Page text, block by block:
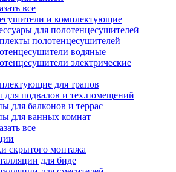
все
и комплектующие
для полотенцесушителей
полотенцесушителей
водяные
электрические
для трапов
для подвалов и тех.помещений
для балконов и террас
для ванных комнат
все
скрытого монтажа
для биде